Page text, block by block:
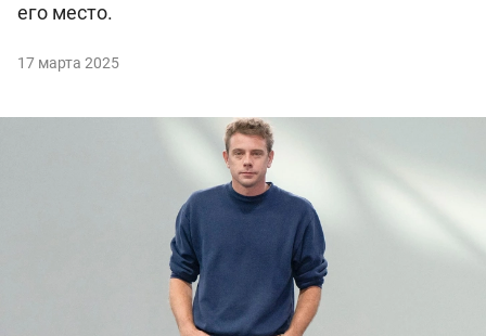
его место.
17 марта 2025